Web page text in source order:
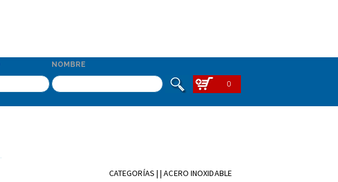
NOMBRE
0
CATEGORÍAS | | ACERO INOXIDABLE